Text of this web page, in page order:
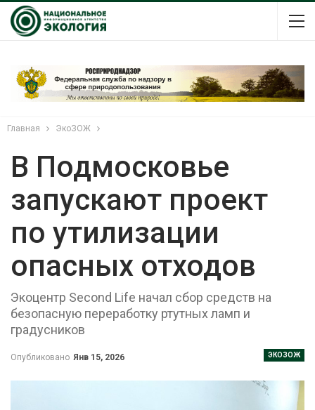
Главная ЭкоЗОЖ
В Подмосковье
запускают проект
по утилизации
опасных отходов
Экоцентр Second Life начал сбор средств на
безопасную переработку ртутных ламп и
градусников
ЭКОЗОЖ
Опубликовано Янв 15, 2026